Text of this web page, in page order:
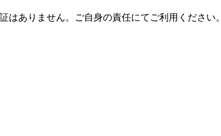
ありません。ご自身の責任にてご利用ください。